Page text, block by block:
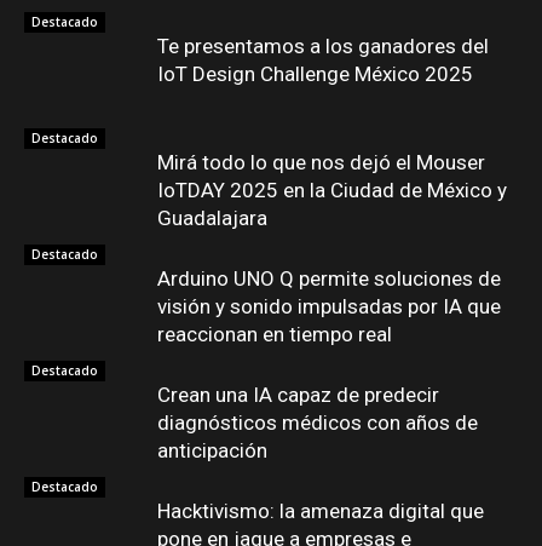
Destacado
Te presentamos a los ganadores del
IoT Design Challenge México 2025
Destacado
Mirá todo lo que nos dejó el Mouser
IoTDAY 2025 en la Ciudad de México y
Guadalajara
Destacado
Arduino UNO Q permite soluciones de
visión y sonido impulsadas por IA que
reaccionan en tiempo real
Destacado
Crean una IA capaz de predecir
diagnósticos médicos con años de
anticipación
Destacado
Hacktivismo: la amenaza digital que
pone en jaque a empresas e